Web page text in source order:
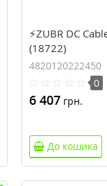
⚡ZUBR DC
(18722)
4820120222450
0
6 407грн.
До кошика